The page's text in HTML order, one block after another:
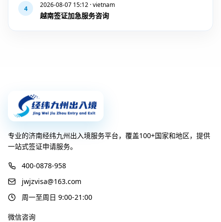
4 2026-08-07 15:12 · vietnam
越南签证加急服务咨询
专业的济南经纬九州出入境服务平台，覆盖100+国家和地区，提供
一站式签证申请服务。
400-0878-958
jwjzvisa@163.com
周一至周日 9:00-21:00
微信咨询